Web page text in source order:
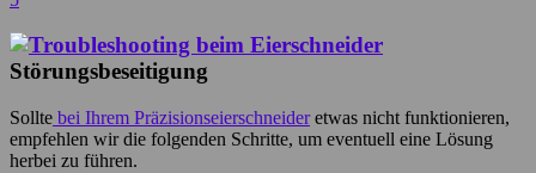
Störungsbeseitigung
Sollte bei Ihrem Präzisionseierschneideretwas nicht funktionieren,
empfehlen wir die folgenden Schritte, um eventuell eine Lösung
herbei zu führen.